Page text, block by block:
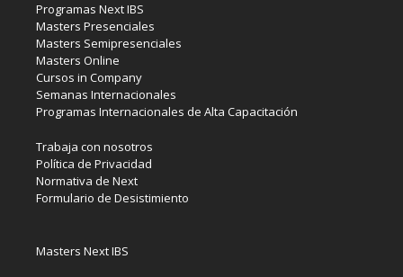
Programas Next IBS
Masters Presenciales
Masters Semipresenciales
Masters Online
Cursos in Company
Semanas Internacionales
Programas Internacionales de Alta Capacitación
Trabaja con nosotros
Política de Privacidad
Normativa de Next
Formulario de Desistimiento
Masters Next IBS